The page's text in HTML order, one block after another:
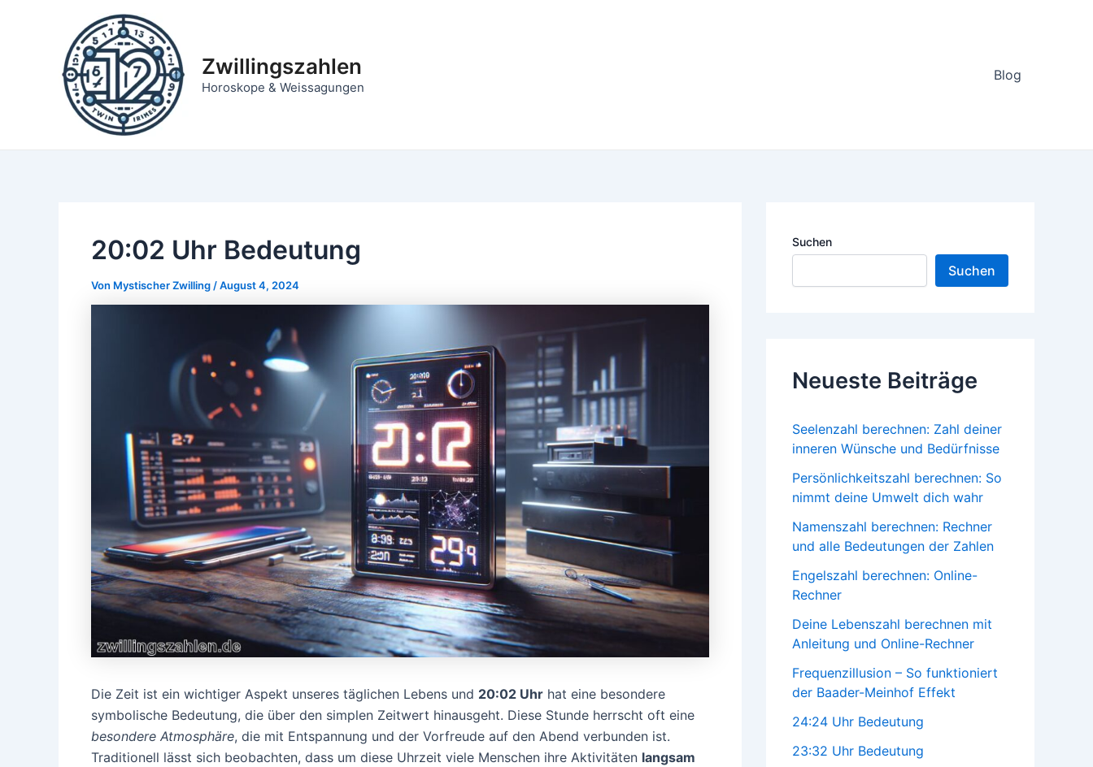
Zwillingszahlen
Horoskope & Weissagungen
Blog
20:02 Uhr Bedeutung
Von Mystischer Zwilling /August 4, 2024
Die Zeit ist ein wichtiger Aspekt unseres täglichen Lebens und 20:02 Uhr hat eine besondere
symbolische Bedeutung, die über den simplen Zeitwert hinausgeht. Diese Stunde herrscht oft eine
besondere Atmosphäre, die mit Entspannung und der Vorfreude auf den Abend verbunden ist.
Traditionell lässt sich beobachten, dass um diese Uhrzeit viele Menschen ihre Aktivitäten langsam
Suchen
Suchen
Neueste Beiträge
Seelenzahl berechnen: Zahl deiner
inneren Wünsche und Bedürfnisse
Persönlichkeitszahl berechnen: So
nimmt deine Umwelt dich wahr
Namenszahl berechnen: Rechner
und alle Bedeutungen der Zahlen
Engelszahl berechnen: Online-
Rechner
Deine Lebenszahl berechnen mit
Anleitung und Online-Rechner
Frequenzillusion – So funktioniert
der Baader-Meinhof Effekt
24:24 Uhr Bedeutung
23:32 Uhr Bedeutung